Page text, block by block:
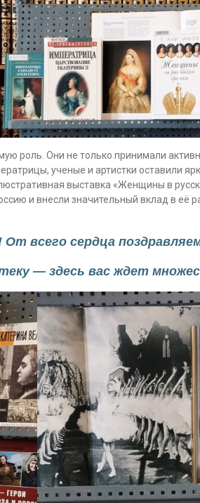
роль. Они не только принимали
ученые и артистки оставили
выставка «Женщины в
и внесли значительный вклад в
всего сердца
— здесь вас ждет